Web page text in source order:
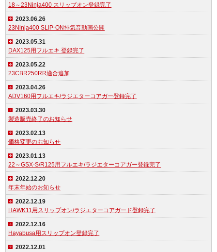
18～23Ninja400 スリップオン登録完了
2023.06.26
23Ninja400 SLIP-ON排気音動画公開
2023.05.31
DAX125用フルエキ 登録完了
2023.05.22
23CBR250RR適合追加
2023.04.26
ADV160用フルエキ/ラジエターコアガー登録完了
2023.03.30
製造販売終了のお知らせ
2023.02.13
価格変更のお知らせ
2023.01.13
22～GSX-S/R125用フルエキ/ラジエターコアガー登録完了
2022.12.20
年末年始のお知らせ
2022.12.19
HAWK11用スリップオン/ラジエターコアガード登録完了
2022.12.16
Hayabusa用スリップオン登録完了
2022.12.01